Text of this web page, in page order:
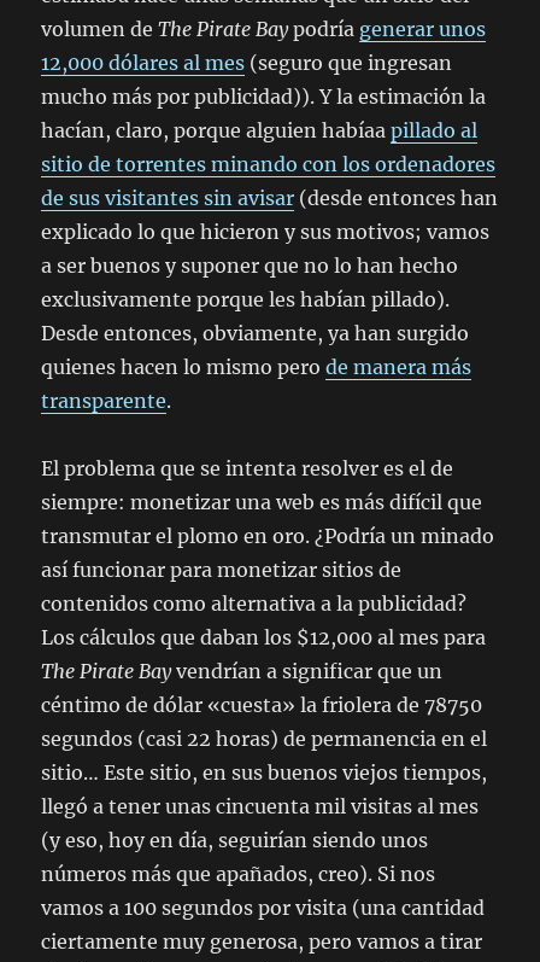
volumen deThe Pirate Baypodría generar unos
12,000 dólares al mes (seguro que ingresan
mucho más por publicidad)). Y la estimación la
hacían, claro, porque alguien habíaapillado al
sitio de torrentes minando con los ordenadores
de sus visitantes sin avisar (desde entonces han
explicado lo que hicieron y sus motivos; vamos
a ser buenos y suponer que no lo han hecho
exclusivamente porque les habían pillado).
Desde entonces, obviamente, ya han surgido
quienes hacen lo mismo perode manera más
transparente.
El problema que se intenta resolver es el de
siempre: monetizar una web es más difícil que
transmutar el plomo en oro. ¿Podría un minado
así funcionar para monetizar sitios de
contenidos como alternativa a la publicidad?
Los cálculos que daban los $12,000 al mes para
The Pirate Bayvendrían a significar que un
céntimo de dólar «cuesta» la friolera de 78750
segundos (casi 22 horas) de permanencia en el
sitio… Este sitio, en sus buenos viejos tiempos,
llegó a tener unas cincuenta mil visitas al mes
(y eso, hoy en día, seguirían siendo unos
números más que apañados, creo). Si nos
vamos a 100 segundos por visita (una cantidad
ciertamente muy generosa, pero vamos a tirar